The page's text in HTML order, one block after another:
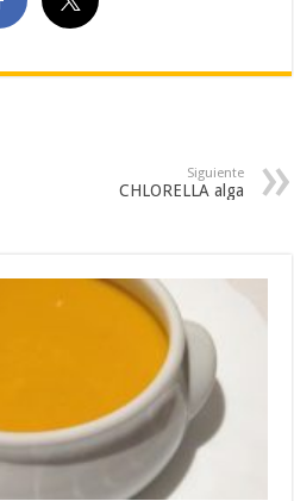
Siguiente
CHLORELLA alga